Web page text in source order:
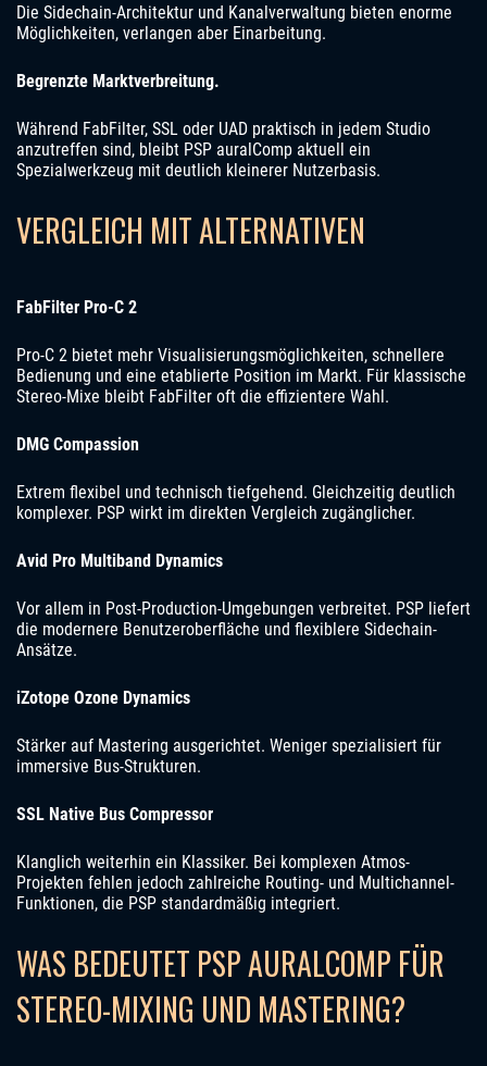
Die Sidechain-Architektur und Kanalverwaltung bieten enorme
Möglichkeiten, verlangen aber Einarbeitung.
Begrenzte Marktverbreitung.
Während FabFilter, SSL oder UAD praktisch in jedem Studio
anzutreffen sind, bleibt PSP auralComp aktuell ein
Spezialwerkzeug mit deutlich kleinerer Nutzerbasis.
VERGLEICH MIT ALTERNATIVEN
FabFilter Pro-C 2
Pro-C 2 bietet mehr Visualisierungsmöglichkeiten, schnellere
Bedienung und eine etablierte Position im Markt. Für klassische
Stereo-Mixe bleibt FabFilter oft die effizientere Wahl.
DMG Compassion
Extrem flexibel und technisch tiefgehend. Gleichzeitig deutlich
komplexer. PSP wirkt im direkten Vergleich zugänglicher.
Avid Pro Multiband Dynamics
Vor allem in Post-Production-Umgebungen verbreitet. PSP liefert
die modernere Benutzeroberfläche und flexiblere Sidechain-
Ansätze.
iZotope Ozone Dynamics
Stärker auf Mastering ausgerichtet. Weniger spezialisiert für
immersive Bus-Strukturen.
SSL Native Bus Compressor
Klanglich weiterhin ein Klassiker. Bei komplexen Atmos-
Projekten fehlen jedoch zahlreiche Routing- und Multichannel-
Funktionen, die PSP standardmäßig integriert.
WAS BEDEUTET PSP AURALCOMP FÜR
STEREO-MIXING UND MASTERING?